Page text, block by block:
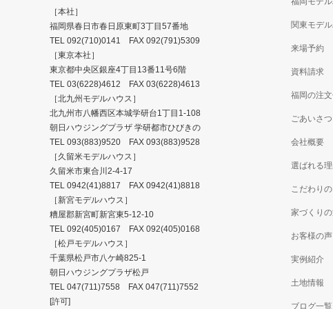
関東モデ
来場予約
資料請求
福岡の注
ごあいさつ
会社概要
選ばれる
こだわり
家づくり
お客様の声
実例紹介
土地情報
ブログ一覧
［本社］
福岡県春日市春日原東町3丁目57番地
TEL 092(710)0141 FAX 092(791)5309
［東京本社］
東京都中央区銀座4丁目13番11号6階
TEL 03(6228)4612 FAX 03(6228)4613
［北九州モデルハウス］
北九州市八幡西区本城学研台1丁目1-108
朝日ハウジングプラザ 学研都市ひびきの
TEL 093(883)9520 FAX 093(883)9528
［久留米モデルハウス］
久留米市東合川2-4-17
TEL 0942(41)8817 FAX 0942(41)8818
［新宮モデルハウス］
糟屋郡新宮町新宮東5-12-10
TEL 092(405)0167 FAX 092(405)0168
［松戸モデルハウス］
千葉県松戸市八ケ崎825-1
朝日ハウジングプラザ松戸
TEL 047(711)7558 FAX 047(711)7552
[許可]